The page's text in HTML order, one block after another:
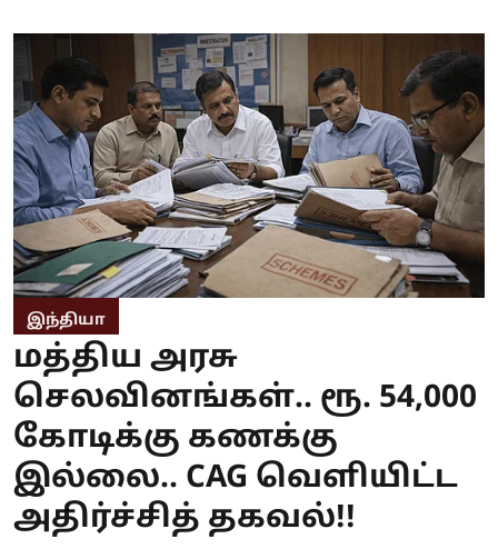
இந்தியா
மத்திய அரசு
செலவினங்கள்.. ரூ. 54,000
கோடிக்கு கணக்கு
இல்லை.. CAG வெளியிட்ட
அதிர்ச்சித் தகவல்!!